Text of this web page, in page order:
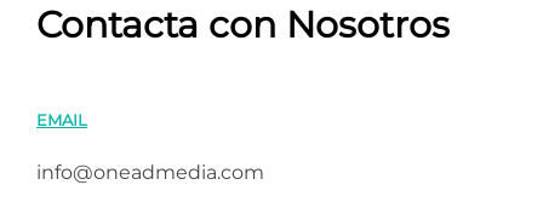
Contacta con Nosotros
EMAIL
info@oneadmedia.com